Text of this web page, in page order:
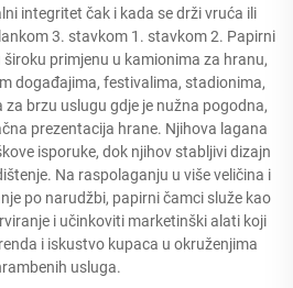
integritet čak i kada se drži vruća ili
3. stavkom 1. stavkom 2. Papirni
primjenu u kamionima za hranu,
događajima, festivalima, stadionima,
brzu uslugu gdje je nužna pogodna,
prezentacija hrane. Njihova lagana
isporuke, dok njihov stabljivi dizajn
Na raspolaganju u više veličina i
po narudžbi, papirni čamci služe kao
i učinkoviti marketinški alati koji
i iskustvo kupaca u okruženjima
usluga.